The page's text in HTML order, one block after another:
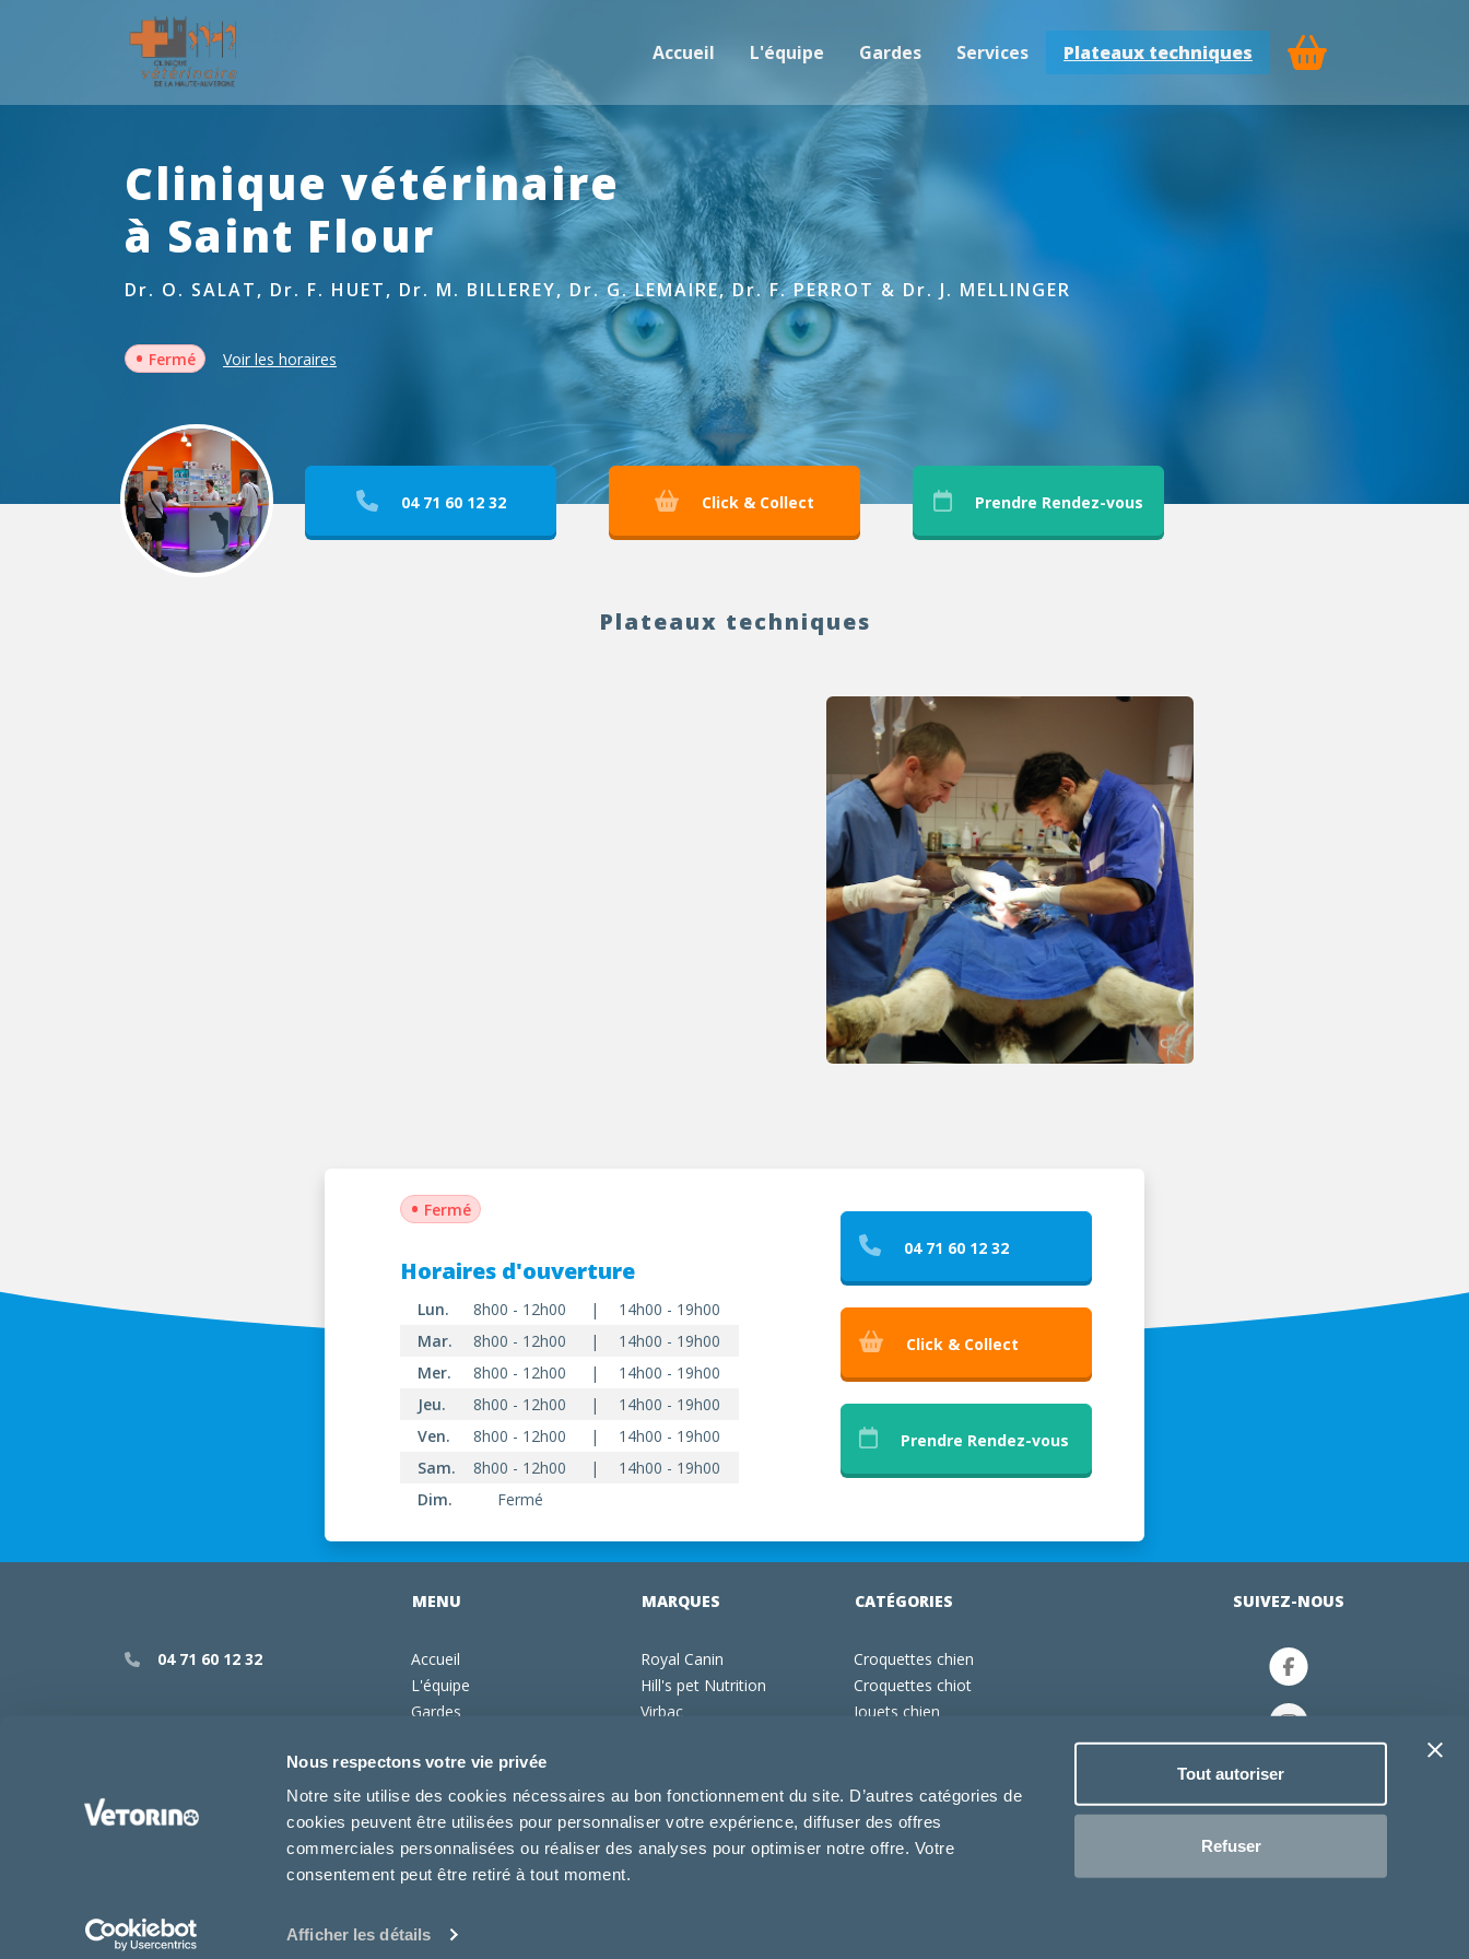
Nous respectons votre vie privée
Notre site utilise des cookies nécessaires au bon fonctionnement du site. D’autres catégories de
cookies peuvent être utilisées pour personnaliser votre expérience, diffuser des offres
commerciales personnalisées ou réaliser des analyses pour optimiser notre offre. Votre
consentement peut être retiré à tout moment.
Afficher les détails
Tout autoriser
Refuser
Accueil L'équipe Gardes Services Plateaux techniques
Clinique vétérinaire
à Saint Flour
Dr. O. SALAT, Dr. F. HUET, Dr. M. BILLEREY, Dr. G. LEMAIRE, Dr. F. PERROT & Dr. J. MELLINGER
• Fermé Voir les horaires
04 71 60 12 32 Click & Collect Prendre Rendez-vous
Plateaux techniques
• Fermé
Horaires d'ouverture
Lun. 8h00 - 12h00 |
14h00 - 19h00
Mar.
8h00 - 12h00 |
14h00 - 19h00
Mer.
8h00 - 12h00 |
14h00 - 19h00
Jeu.
8h00 - 12h00 |
14h00 - 19h00
Ven.
8h00 - 12h00 |
14h00 - 19h00
Sam.
8h00 - 12h00 |
14h00 - 19h00
Dim.
Fermé
04 71 60 12 32
Click & Collect
Prendre Rendez-vous
04 71 60 12 32
Prendre Rendez-vous
MENU
Accueil
L'équipe
Gardes
Plateaux techniques
MARQUES
Royal Canin
Hill's pet Nutrition
Virbac
Dechra
Tonivet
CATÉGORIES
Croquettes chien
Croquettes chiot
Jouets chien
Croquettes chat
Croquettes chaton
Jouets chat
SUIVEZ-NOUS
Copyright © 2026 Clinique vétérinaire de la Haute Auvergne, tous droits réservés. 22 ZAC Montplain Allauzier, 15100 Saint-Flour.